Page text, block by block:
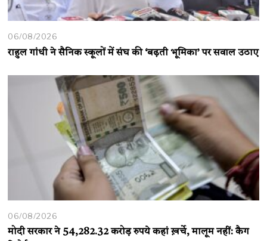
06/08/2026
राहुल गांधी ने सैनिक स्कूलों में संघ की ‘बढ़ती भूमिका’ पर सवाल उठाए
06/08/2026
मोदी सरकार ने 54,282.32 करोड़ रुपये कहां ख़र्चे, मालूम नहीं: कैग